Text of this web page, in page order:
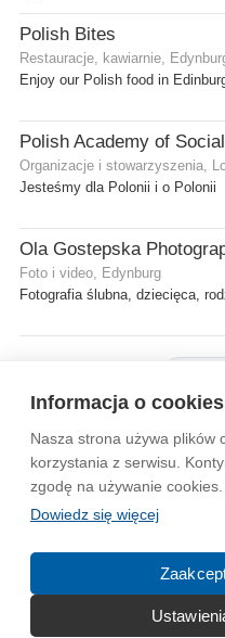
Informacja o cookies
Nasza strona używa plików
korzystania z serwisu.
zgodę na używanie cookies.
Dowiedz się więcej
Polish Bites
Restauracje, kawiarnie,
Enjoy our Polish food in
Organizacje i stowarzyszenia,
Jesteśmy dla Polonii i o Polonii
Ola Gostepska
Foto i video, Edynburg
Fotografia ślubna, dziecięca,
Wytyczne dla
Reklama Kontakt